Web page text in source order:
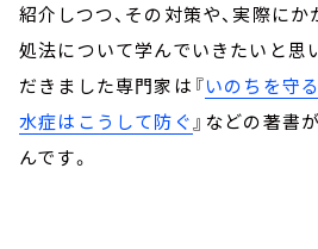
紹介しつつ、その対策や、実際に
処法について学んでいきたいと思
だきました専門家は『いのちを守
水症はこうして防ぐ』などの著書
んです。